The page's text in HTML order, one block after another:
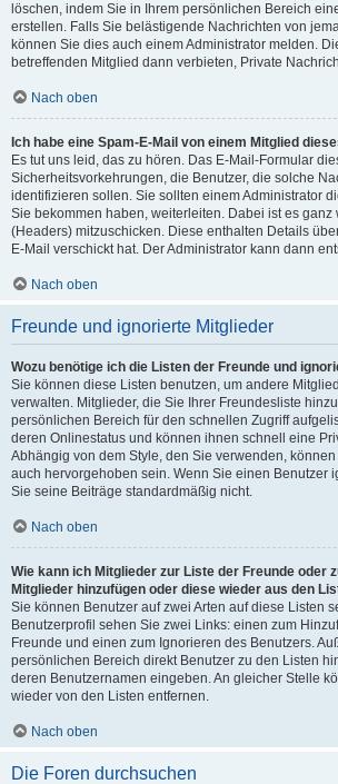
löschen, indem Sie in Ihrem persönlichen Bereich
erstellen. Falls Sie belästigende Nachrichten von
können Sie dies auch einem Administrator melden.
betreffenden Mitglied dann verbieten, Private
Nach oben
Ich habe eine Spam-E-Mail von einem Mitglied
Es tut uns leid, das zu hören. Das E-Mail-Formular
Sicherheitsvorkehrungen, die Benutzer, die solche
identifizieren sollen. Sie sollten einem Administrator
Sie bekommen haben, weiterleiten. Dabei ist es ganz
(Headers) mitzuschicken. Diese enthalten Details
E-Mail verschickt hat. Der Administrator kann dann
Nach oben
Freunde und ignorierte Mitglieder
Wozu benötige ich die Listen der Freunde und
Sie können diese Listen benutzen, um andere
verwalten. Mitglieder, die Sie Ihrer Freundesliste
persönlichen Bereich für den schnellen Zugriff
deren Onlinestatus und können ihnen schnell eine
Abhängig von dem Style, den Sie verwenden,
auch hervorgehoben sein. Wenn Sie einen Benutzer
Sie seine Beiträge standardmäßig nicht.
Nach oben
Wie kann ich Mitglieder zur Liste der Freunde oder
Mitglieder hinzufügen oder diese wieder aus den
Sie können Benutzer auf zwei Arten auf diese Listen
Benutzerprofil sehen Sie zwei Links: einen zum
Freunde und einen zum Ignorieren des Benutzers.
persönlichen Bereich direkt Benutzer zu den Listen
deren Benutzernamen eingeben. An gleicher Stelle
wieder von den Listen entfernen.
Nach oben
Die Foren durchsuchen